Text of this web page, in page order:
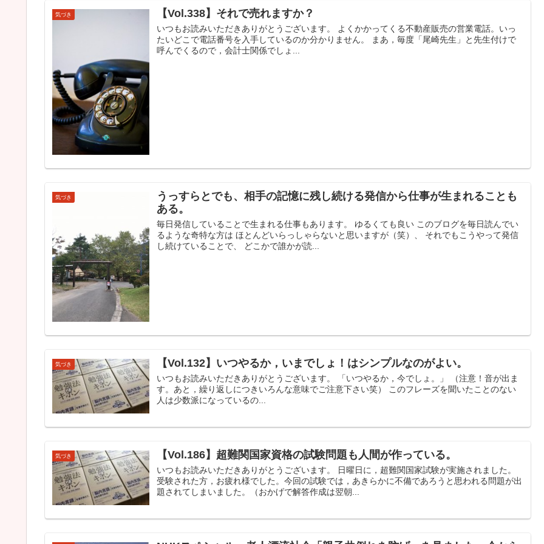
気づき 【Vol.338】それで売れますか？
いつもお読みいただきありがとうございます。 よくかかってくる不動産販売の営業電話。いっ
たいどこで電話番号を入手しているのか分かりません。 まあ，毎度「尾崎先生」と先生付けで
呼んでくるので，会計士関係でしょ...
気づき
うっすらとでも、相手の記憶に残し続ける発信から仕事が生まれることも
ある。
毎日発信していることで生まれる仕事もあります。 ゆるくても良い このブログを毎日読んでい
るような奇特な方は ほとんどいらっしゃらないと思いますが（笑）、 それでもこうやって発信
し続けていることで、 どこかで誰かが読...
気づき 【Vol.132】いつやるか，いまでしょ！はシンプルなのがよい。
いつもお読みいただきありがとうございます。 「いつやるか，今でしょ。」 （注意！音が出ま
す。あと，繰り返しにつきいろんな意味でご注意下さい笑） このフレーズを聞いたことのない
人は少数派になっているの...
気づき 【Vol.186】超難関国家資格の試験問題も人間が作っている。
いつもお読みいただきありがとうございます。 日曜日に，超難関国家試験が実施されました。
受験された方，お疲れ様でした。今回の試験では，あきらかに不備であろうと思われる問題が出
題されてしまいました。（おかげで解答作成は翌朝...